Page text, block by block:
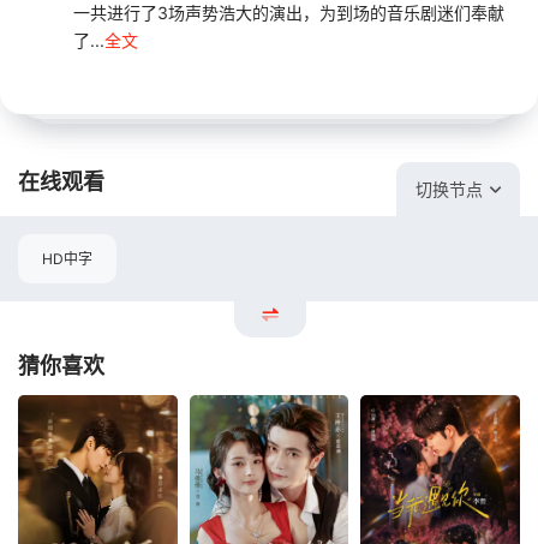
一共进行了3场声势浩大的演出，为到场的音乐剧迷们奉献
了...全文
在线观看 切换节点
HD中字
猜你喜欢